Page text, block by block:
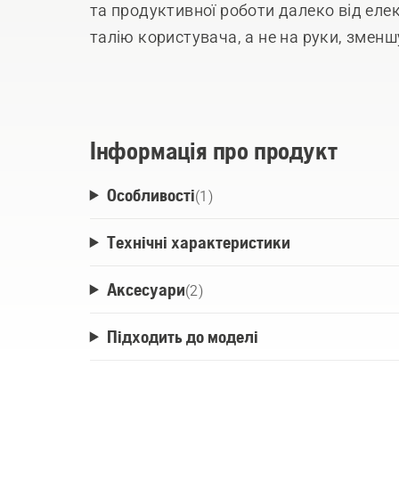
та продуктивної роботи далеко від
талію користувача, а не на руки,
в використанні, комфорту та зручності.
хочуть мати запасні акумулятори та яким потрібно ходити до своєї робочої
Інформація про продукт
Особливості(1 )
Технічні характеристики
Аксесуари(2)
Підходить до моделі